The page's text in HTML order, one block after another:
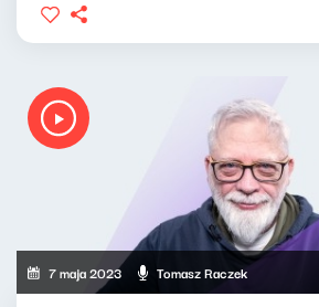
7 maja 2023 Tomasz Raczek